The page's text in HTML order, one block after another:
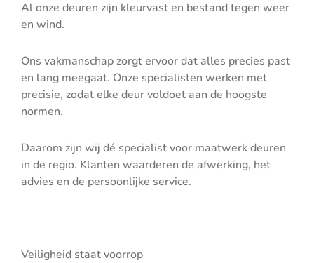
Al onze deuren zijn kleurvast en bestand tegen weer
en wind.
Ons vakmanschap zorgt ervoor dat alles precies past
en lang meegaat. Onze specialisten werken met
precisie, zodat elke deur voldoet aan de hoogste
normen.
Daarom zijn wij dé specialist voor maatwerk deuren
in de regio. Klanten waarderen de afwerking, het
advies en de persoonlijke service.
Veiligheid staat voorrop